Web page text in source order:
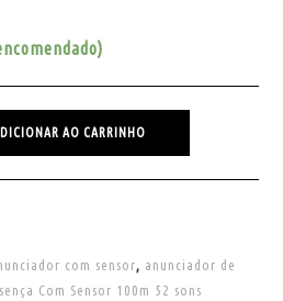
AO CARRINHO
com sensor, anunciador de
Com Sensor 100m 52 sons